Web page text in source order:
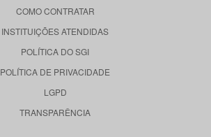
COMO CONTRATAR
INSTITUIÇÕES ATENDIDAS
POLÍTICA DO SGI
POLÍTICA DE PRIVACIDADE
LGPD
TRANSPARÊNCIA